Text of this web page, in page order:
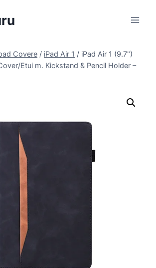
Covere / iPad Air 1 / iPad Air 1 (9.7")
Etui m. Kickstand & Pencil Holder –